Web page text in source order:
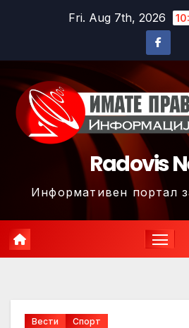
Fri. Aug 7th, 2026
Radovis
Информативен портал
Вести Спорт